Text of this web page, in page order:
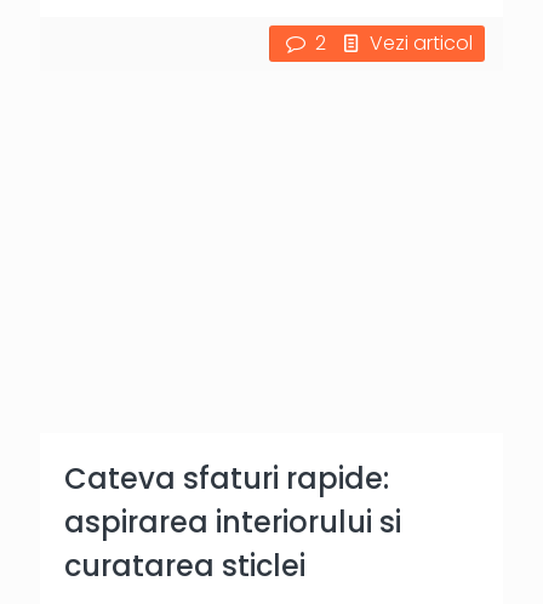
2 Vezi articol
Cateva sfaturi rapide:
aspirarea interiorului si
curatarea sticlei